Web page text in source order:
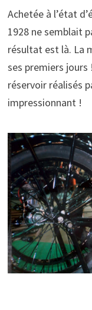
Achetée à l’état
1928 ne semblait
résultat est là. La
ses premiers
réservoir réalisés
impressionnant !